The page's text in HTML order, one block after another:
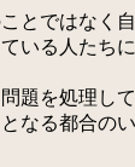
とではなく
いる人たち
題を処理し
なる都合の